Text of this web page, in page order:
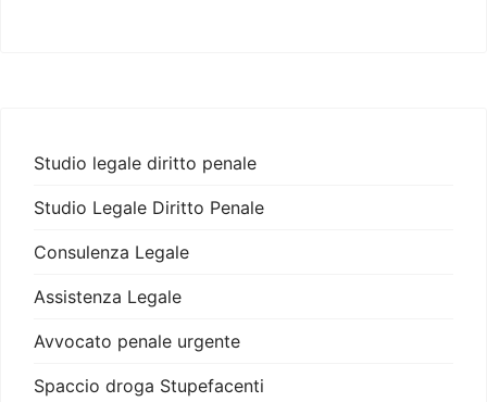
Studio legale diritto penale
Studio Legale Diritto Penale
Consulenza Legale
Assistenza Legale
Avvocato penale urgente
Spaccio droga Stupefacenti